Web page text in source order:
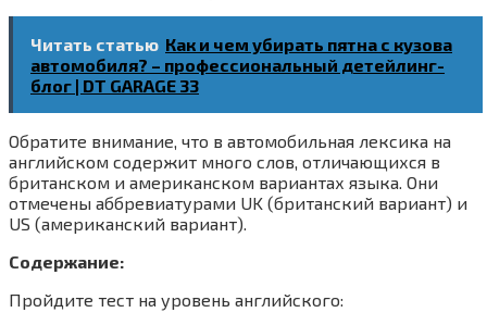
Читать статью Как и чем убирать пятна с кузова
автомобиля? – профессиональный детейлинг-
блог | DT GARAGE 33
Обратите внимание, что в автомобильная лексика на
английском содержит много слов, отличающихся в
британском и американском вариантах языка. Они
отмечены аббревиатурами UK (британский вариант) и
US (американский вариант).
Содержание:
Пройдите тест на уровень английского: